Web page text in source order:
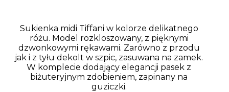
Sukienka midi Tiffani w kolorze delikatnego
różu. Model rozkloszowany, z pięknymi
dzwonkowymi rękawami. Zarówno z przodu
jak i z tyłu dekolt w szpic, zasuwana na zamek.
W komplecie dodający elegancji pasek z
biżuteryjnym zdobieniem, zapinany na
guziczki.